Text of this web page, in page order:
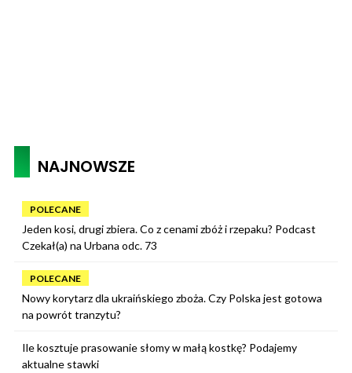
NAJNOWSZE
POLECANE
Jeden kosi, drugi zbiera. Co z cenami zbóż i rzepaku? Podcast
Czekał(a) na Urbana odc. 73
POLECANE
Nowy korytarz dla ukraińskiego zboża. Czy Polska jest gotowa
na powrót tranzytu?
Ile kosztuje prasowanie słomy w małą kostkę? Podajemy
aktualne stawki